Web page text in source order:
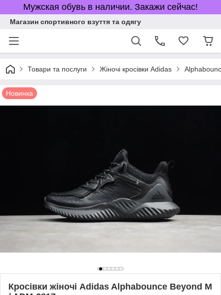
Мужская обувь в наличии. Закажи сейчас!
Магазин спортивного взуття та одягу
Товари та послуги Жіночі кросівки Adidas
Новинка
Кросівки жіночі Adidas Alphabounce Beyond M